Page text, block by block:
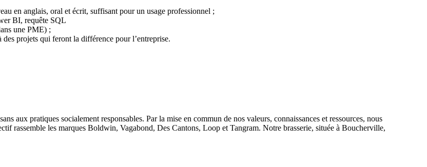
en anglais, oral et écrit, suffisant pour un usage professionnel ;
BI, requête SQL
une PME) ;
projets qui feront la différence pour l’entreprise.
aux pratiques socialement responsables. Par la mise en commun de nos valeurs, connaissances et ressources, nous
rassemble les marques Boldwin, Vagabond, Des Cantons, Loop et Tangram. Notre brasserie, située à Boucherville,